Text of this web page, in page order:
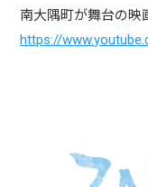
南大隅町が舞台の映
https://